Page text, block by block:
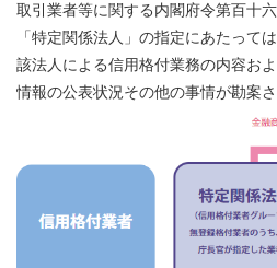
取引業者等に関する内閣府令第百十六
「特定関係法人」の指定にあたって
該法人による信用格付業務の内容お
情報の公表状況その他の事情が勘案さ